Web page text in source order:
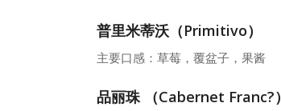
普里米蒂沃（Primitivo）
主要口感：草莓，覆盆子，果酱
品丽珠 （Cabernet Franc?）